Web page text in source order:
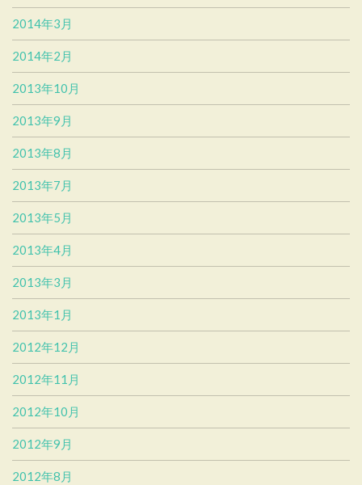
2014年3月
2014年2月
2013年10月
2013年9月
2013年8月
2013年7月
2013年5月
2013年4月
2013年3月
2013年1月
2012年12月
2012年11月
2012年10月
2012年9月
2012年8月